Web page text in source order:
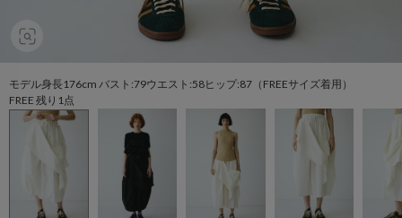
モデル身長176cm バスト:79ウエスト:58ヒップ:87（FREEサイズ着用）
FREE 残り1点